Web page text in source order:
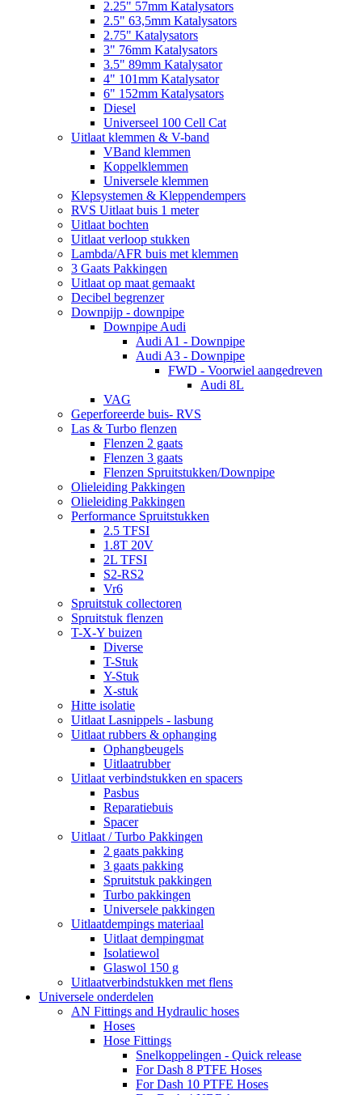
2.25" 57mm Katalysators
2.5" 63,5mm Katalysators
2.75" Katalysators
3" 76mm Katalysators
3.5" 89mm Katalysator
4" 101mm Katalysator
6" 152mm Katalysators
Diesel
Universeel 100 Cell Cat
Uitlaat klemmen & V-band
VBand klemmen
Koppelklemmen
Universele klemmen
Klepsystemen & Kleppendempers
RVS Uitlaat buis 1 meter
Uitlaat bochten
Uitlaat verloop stukken
Lambda/AFR buis met klemmen
3 Gaats Pakkingen
Uitlaat op maat gemaakt
Decibel begrenzer
Downpijp - downpipe
Downpipe Audi
Audi A1 - Downpipe
Audi A3 - Downpipe
FWD - Voorwiel aangedreven
Audi 8L
VAG
Geperforeerde buis- RVS
Las & Turbo flenzen
Flenzen 2 gaats
Flenzen 3 gaats
Flenzen Spruitstukken/Downpipe
Olieleiding Pakkingen
Olieleiding Pakkingen
Performance Spruitstukken
2.5 TFSI
1.8T 20V
2L TFSI
S2-RS2
Vr6
Spruitstuk collectoren
Spruitstuk flenzen
T-X-Y buizen
Diverse
T-Stuk
Y-Stuk
X-stuk
Hitte isolatie
Uitlaat Lasnippels - lasbung
Uitlaat rubbers & ophanging
Ophangbeugels
Uitlaatrubber
Uitlaat verbindstukken en spacers
Pasbus
Reparatiebuis
Spacer
Uitlaat / Turbo Pakkingen
2 gaats pakking
3 gaats pakking
Spruitstuk pakkingen
Turbo pakkingen
Universele pakkingen
Uitlaatdempings materiaal
Uitlaat dempingmat
Isolatiewol
Glaswol 150 g
Uitlaatverbindstukken met flens
Universele onderdelen
AN Fittings and Hydraulic hoses
Hoses
Hose Fittings
Snelkoppelingen - Quick release
For Dash 8 PTFE Hoses
For Dash 10 PTFE Hoses